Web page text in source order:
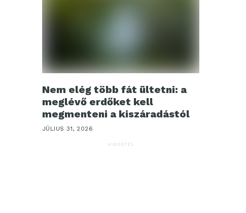
Nem elég több fát ültetni: a
meglévő erdőket kell
megmenteni a kiszáradástól
JÚLIUS 31, 2026
HIRDETÉS